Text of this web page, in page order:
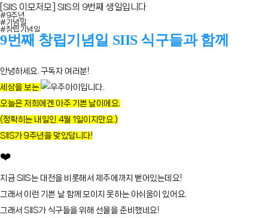
[SIIS 이모저모] SIIS의 9번째 생일입니다
#9주년
#기념일
#창립기념일
9번째 창립기념일 SIIS 식구들과 함께
안녕하세요. 구독자 여러분!
세상을 보는
우주아이입니다.
오늘은 저희에겐 아주 기쁜 날이에요.
(정확히는 내일인 4월 1일이지만요.)
SIIS가 9주년을 맞았답니다!
❤️
지금 SIIS는 대전을 비롯해서 제주에까지 뻗어있는데요!
그래서 이런 기쁜 날 함께 모이지 못하는 아쉬움이 있어요.
그래서 SIIS가 식구들을 위해 선물을 준비했네요!